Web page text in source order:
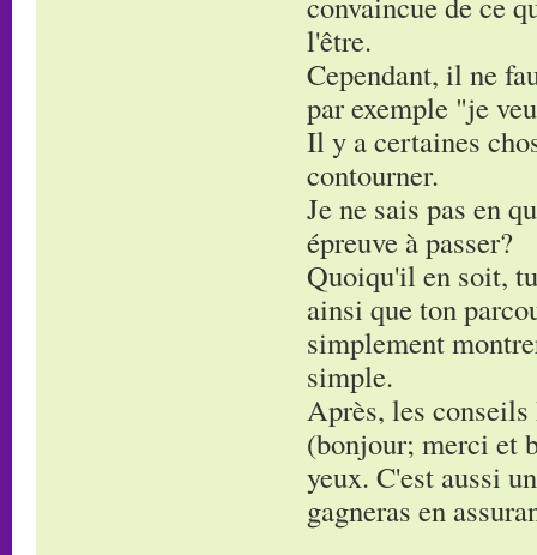
l'être.
Cependant, il ne
par exemple "je
Il y a certaines
contourner.
Je ne sais pas en
épreuve à passer?
Quoiqu'il en soit,
ainsi que ton
simplement
simple.
Après, les
(bonjour; merci et
yeux. C'est aussi
gagneras en